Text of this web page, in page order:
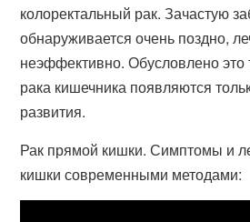
колоректальный рак. Зачастую
обнаруживается очень поздно,
неэффективно. Обусловлено
рака кишечника появляются
развития.
Рак прямой кишки. Симптомы и
кишки современными методами: